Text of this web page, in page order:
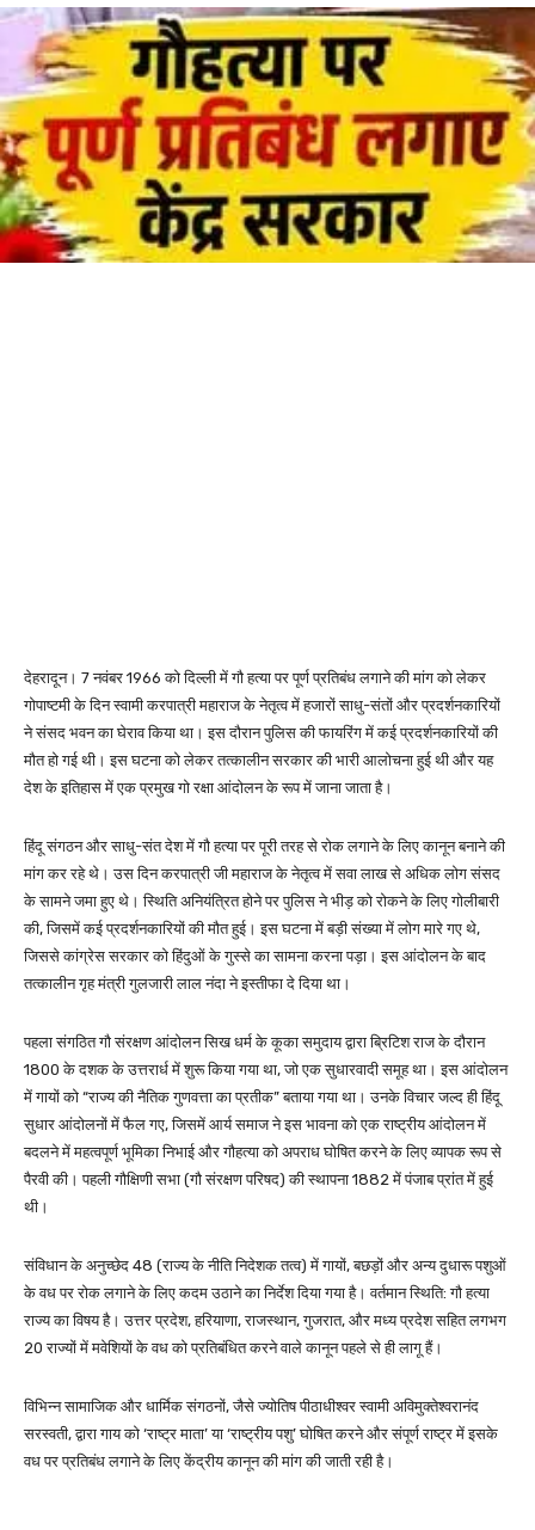
देहरादून। 7 नवंबर 1966 को दिल्ली में गौ हत्या पर पूर्ण प्रतिबंध लगाने की मांग को लेकर
गोपाष्टमी के दिन स्वामी करपात्री महाराज के नेतृत्व में हजारों साधु-संतों और प्रदर्शनकारियों
ने संसद भवन का घेराव किया था। इस दौरान पुलिस की फायरिंग में कई प्रदर्शनकारियों की
मौत हो गई थी। इस घटना को लेकर तत्कालीन सरकार की भारी आलोचना हुई थी और यह
देश के इतिहास में एक प्रमुख गो रक्षा आंदोलन के रूप में जाना जाता है।
हिंदू संगठन और साधु-संत देश में गौ हत्या पर पूरी तरह से रोक लगाने के लिए कानून बनाने की
मांग कर रहे थे। उस दिन करपात्री जी महाराज के नेतृत्व में सवा लाख से अधिक लोग संसद
के सामने जमा हुए थे। स्थिति अनियंत्रित होने पर पुलिस ने भीड़ को रोकने के लिए गोलीबारी
की, जिसमें कई प्रदर्शनकारियों की मौत हुई। इस घटना में बड़ी संख्या में लोग मारे गए थे,
जिससे कांग्रेस सरकार को हिंदुओं के गुस्से का सामना करना पड़ा। इस आंदोलन के बाद
तत्कालीन गृह मंत्री गुलजारी लाल नंदा ने इस्तीफा दे दिया था।
पहला संगठित गौ संरक्षण आंदोलन सिख धर्म के कूका समुदाय द्वारा ब्रिटिश राज के दौरान
1800 के दशक के उत्तरार्ध में शुरू किया गया था, जो एक सुधारवादी समूह था। इस आंदोलन
में गायों को “राज्य की नैतिक गुणवत्ता का प्रतीक” बताया गया था। उनके विचार जल्द ही हिंदू
सुधार आंदोलनों में फैल गए, जिसमें आर्य समाज ने इस भावना को एक राष्ट्रीय आंदोलन में
बदलने में महत्वपूर्ण भूमिका निभाई और गौहत्या को अपराध घोषित करने के लिए व्यापक रूप से
पैरवी की। पहली गौक्षिणी सभा (गौ संरक्षण परिषद) की स्थापना 1882 में पंजाब प्रांत में हुई
थी।
संविधान के अनुच्छेद 48 (राज्य के नीति निदेशक तत्व) में गायों, बछड़ों और अन्य दुधारू पशुओं
के वध पर रोक लगाने के लिए कदम उठाने का निर्देश दिया गया है। वर्तमान स्थिति: गौ हत्या
राज्य का विषय है। उत्तर प्रदेश, हरियाणा, राजस्थान, गुजरात, और मध्य प्रदेश सहित लगभग
20 राज्यों में मवेशियों के वध को प्रतिबंधित करने वाले कानून पहले से ही लागू हैं।
विभिन्न सामाजिक और धार्मिक संगठनों, जैसे ज्योतिष पीठाधीश्वर स्वामी अविमुक्तेश्वरानंद
सरस्वती, द्वारा गाय को ‘राष्ट्र माता’ या ‘राष्ट्रीय पशु’ घोषित करने और संपूर्ण राष्ट्र में इसके
वध पर प्रतिबंध लगाने के लिए केंद्रीय कानून की मांग की जाती रही है।